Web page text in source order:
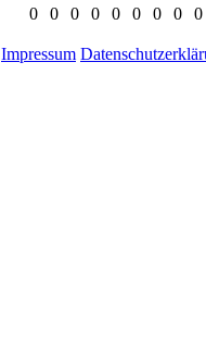
0 0 0 0 0 0 0 0 0
Impressum